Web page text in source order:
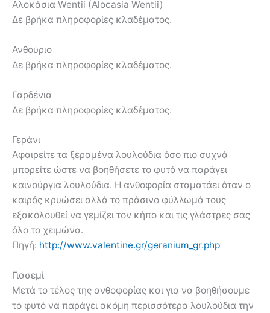
Αλοκάσια Wentii (Alocasia Wentii)
Δε βρήκα πληροφορίες κλαδέματος.
Ανθούριο
Δε βρήκα πληροφορίες κλαδέματος.
Γαρδένια
Δε βρήκα πληροφορίες κλαδέματος.
Γεράνι
Αφαιρείτε τα ξεραμένα λουλούδια όσο πιο συχνά
μπορείτε ώστε να βοηθήσετε το φυτό να παράγει
καινούργια λουλούδια. Η ανθοφορία σταματάει όταν ο
καιρός κρυώσει αλλά το πράσινο φύλλωμά τους
εξακολουθεί να γεμίζει τον κήπο και τις γλάστρες σας
όλο το χειμώνα.
Πηγή: http://www.valentine.gr/geranium_gr.php
Γιασεμί
Μετά το τέλος της ανθοφορίας και για να βοηθήσουμε
το φυτό να παράγει ακόμη περισσότερα λουλούδια την